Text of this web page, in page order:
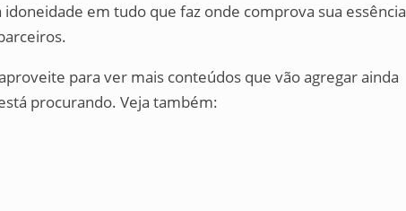
em tudo que faz onde comprova sua essência
para ver mais conteúdos que vão agregar ainda
procurando. Veja também: